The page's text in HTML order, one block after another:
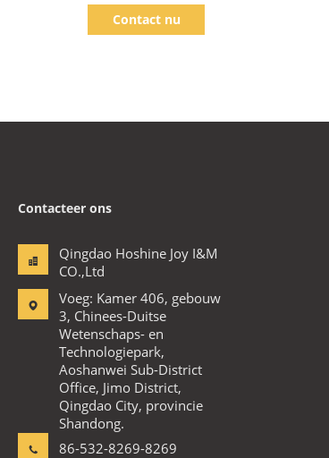
deksels Silicone bekleding
Contact nu
Contacteer ons
Qingdao Hoshine Joy I&M
CO.,Ltd
Voeg: Kamer 406, gebouw
3, Chinees-Duitse
Wetenschaps- en
Technologiepark,
Aoshanwei Sub-District
Office, Jimo District,
Qingdao City, provincie
Shandong.
86-532-8269-8269